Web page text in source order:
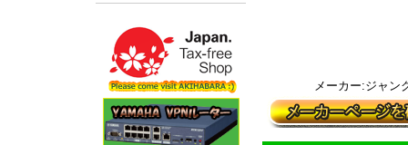
メーカー:ジャン